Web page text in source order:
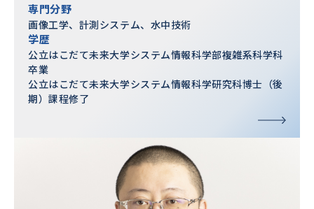
専門分野
画像工学、計測システム、水中技術
学歴
公立はこだて未来大学システム情報科学部複雑系科学科
卒業
公立はこだて未来大学システム情報科学研究科博士（後
期）課程修了